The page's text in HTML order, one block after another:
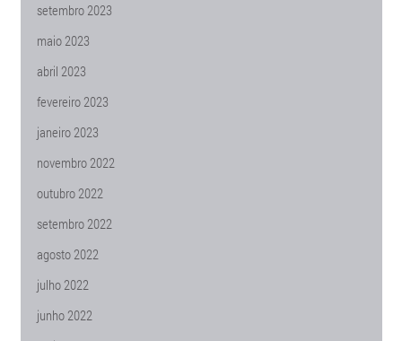
setembro 2023
maio 2023
abril 2023
fevereiro 2023
janeiro 2023
novembro 2022
outubro 2022
setembro 2022
agosto 2022
julho 2022
junho 2022